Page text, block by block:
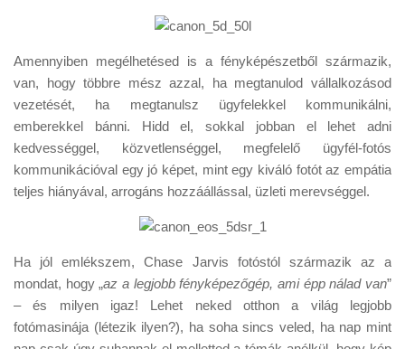
Amennyiben megélhetésed is a fényképészetből származik,
van, hogy többre mész azzal, ha megtanulod vállalkozásod
vezetését, ha megtanulsz ügyfelekkel kommunikálni,
emberekkel bánni. Hidd el, sokkal jobban el lehet adni
kedvességgel, közvetlenséggel, megfelelő ügyfél-fotós
kommunikációval egy jó képet, mint egy kiváló fotót az empátia
teljes hiányával, arrogáns hozzáállással, üzleti merevséggel.
Ha jól emlékszem, Chase Jarvis fotóstól származik az a
mondat, hogy „az a legjobb fényképezőgép, ami épp nálad van”
– és milyen igaz! Lehet neked otthon a világ legjobb
fotómasinája (létezik ilyen?), ha soha sincs veled, ha nap mint